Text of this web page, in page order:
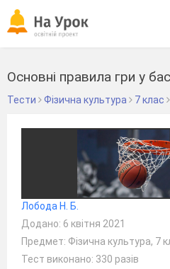
Основні правила гри у
Тести Фізична культура 7 клас
Лобода Н. Б.
Додано: 6 квітня 2021
Предмет: Фізична культура, 7
Тест виконано: 330 разів